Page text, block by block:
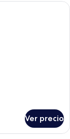
una cama de
Ver precio